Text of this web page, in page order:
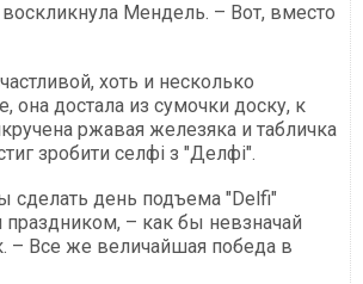
Мендель. – Вот, вместо
хоть и несколько
она достала из сумочки доску, к
ржавая железяка и табличка
зробити селфі з "Делфі".
сделать день подъема "Delfi"
– как бы невзначай
– Все же величайшая победа в